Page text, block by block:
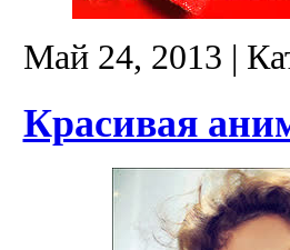
Май 24, 2013 |
Красивая